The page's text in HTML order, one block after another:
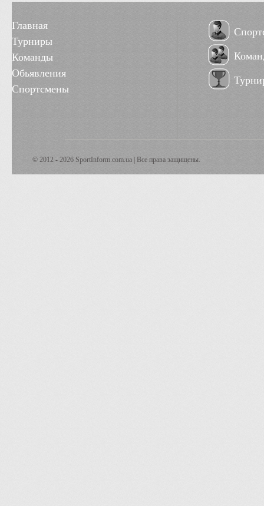
Главная
Турниры
Команды
Обьявления
Спортсмены
© 2012 - 2026 SportInform.com.ua | Все права защищены.